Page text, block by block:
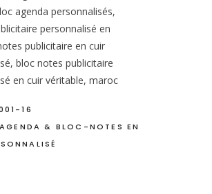
agenda personnalisés,
personnalisé en
publicitaire en cuir
bloc notes publicitaire
en cuir véritable, maroc
16
AGENDA & BLOC-NOTES EN